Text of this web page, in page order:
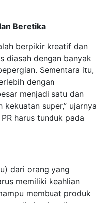
Beretika
berpikir kreatif dan
diasah dengan banyak
Sementara itu,
dengan
menjadi satu dan
super,” ujarnya
harus tunduk pada
dari orang yang
memiliki keahlian
membuat produk